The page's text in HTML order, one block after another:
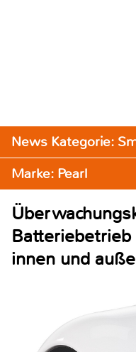
News Kategorie:
Marke: Pearl
innen und